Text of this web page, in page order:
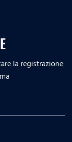
la registrazione